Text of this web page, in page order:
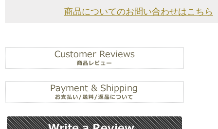
商品についてのお問い合わせはこちら